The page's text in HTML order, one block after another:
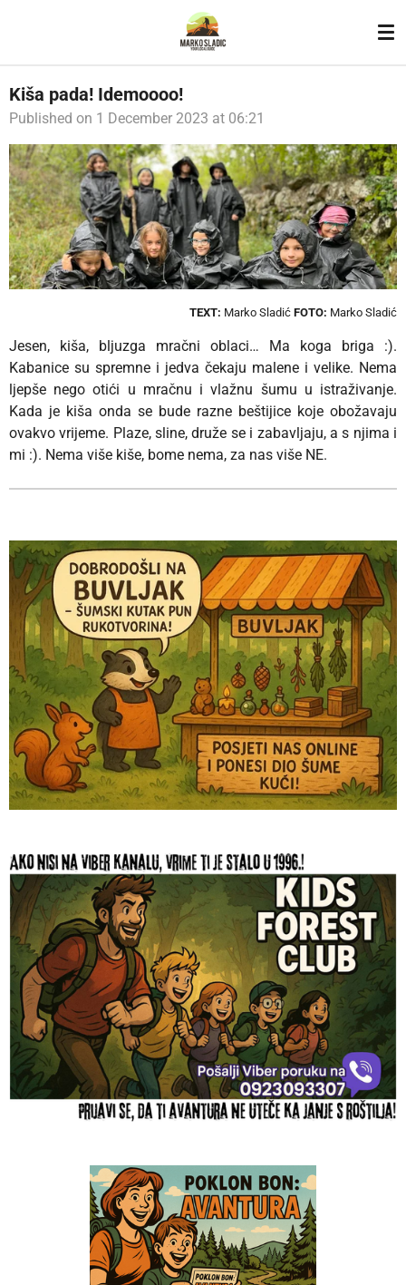
content
Kiša pada! Idemoooo!
Published on 1 December 2023 at 06:21
TEXT: Marko Sladić FOTO: Marko Sladić
Jesen, kiša, bljuzga mračni oblaci… Ma koga briga :).
Kabanice su spremne i jedva čekaju malene i velike. Nema
ljepše nego otići u mračnu i vlažnu šumu u istraživanje.
Kada je kiša onda se bude razne beštijice koje obožavaju
ovakvo vrijeme. Plaze, sline, druže se i zabavljaju, a s njima i
mi :). Nema više kiše, bome nema, za nas više NE.